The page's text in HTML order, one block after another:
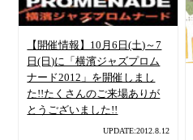
【開催情報】10月6日(土)～7
日(日)に「横濱ジャズプロム
ナード2012」を開催しまし
た!!たくさんのご来場ありが
とうございました!!
UPDATE:2012.8.12